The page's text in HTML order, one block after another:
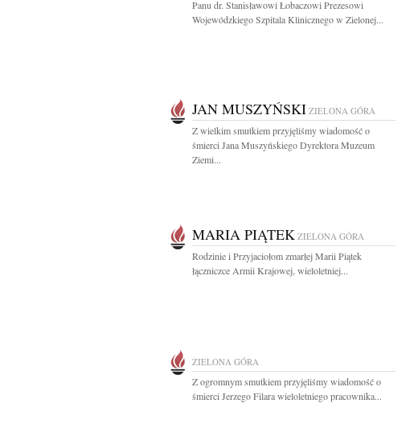
Panu dr. Stanisławowi Łobaczowi Prezesowi
Wojewódzkiego Szpitala Klinicznego w Zielonej...
JAN MUSZYŃSKI ZIELONA GÓRA
Z wielkim smutkiem przyjęliśmy wiadomość o
śmierci Jana Muszyńskiego Dyrektora Muzeum
Ziemi...
MARIA PIĄTEK ZIELONA GÓRA
Rodzinie i Przyjaciołom zmarłej Marii Piątek
łączniczce Armii Krajowej, wieloletniej...
ZIELONA GÓRA
Z ogromnym smutkiem przyjęliśmy wiadomość o
śmierci Jerzego Filara wieloletniego pracownika...